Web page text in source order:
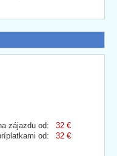
zájazdu od:
32 €
od:
32 €